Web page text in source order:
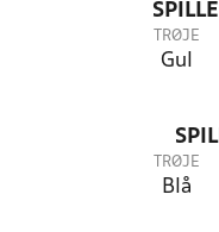
TRØJE
Gul
TRØJE
Blå